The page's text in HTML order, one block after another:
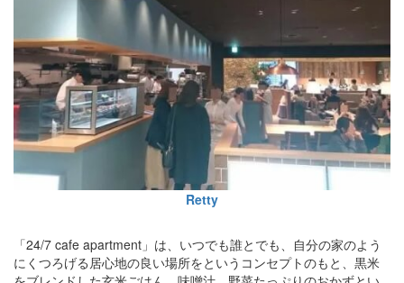
Retty
「24/7 cafe apartment」は、いつでも誰とでも、自分の家のよう
にくつろげる居心地の良い場所をというコンセプトのもと、黒米